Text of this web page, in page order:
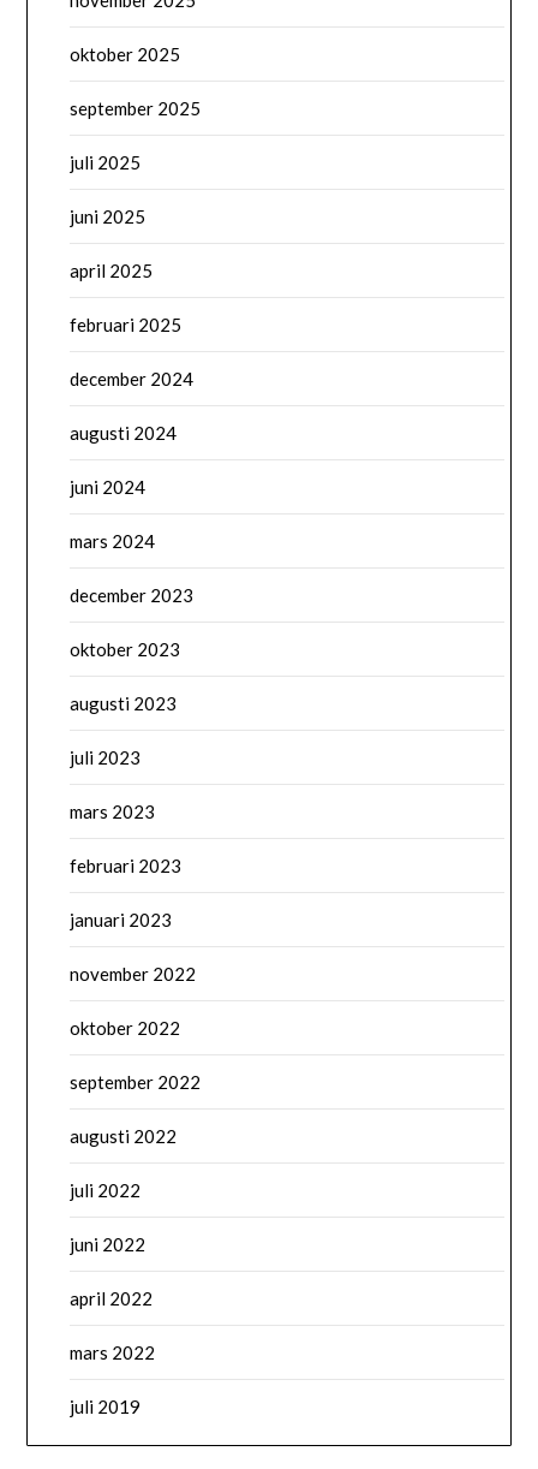
oktober 2025
september 2025
juli 2025
juni 2025
april 2025
februari 2025
december 2024
augusti 2024
juni 2024
mars 2024
december 2023
oktober 2023
augusti 2023
juli 2023
mars 2023
februari 2023
januari 2023
november 2022
oktober 2022
september 2022
augusti 2022
juli 2022
juni 2022
april 2022
mars 2022
juli 2019